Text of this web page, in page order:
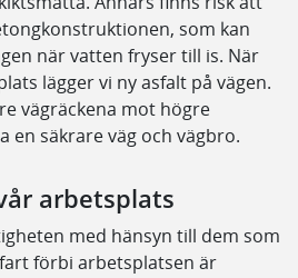
som kan
när vatten fryser till is. När
lägger vi ny asfalt på vägen.
vägräckena mot högre
en säkrare väg och vägbro.
arbetsplats
med hänsyn till dem som
förbi arbetsplatsen är